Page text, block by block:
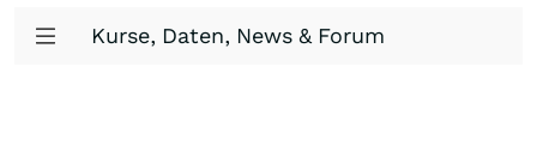
Kurse, Daten, News & Forum